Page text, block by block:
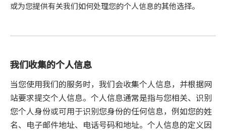
或为您提供有关我们如何处理您的个人信息的其他选择。
我们收集的个人信息
当您使用我们的服务时，我们会收集个人信息，并根据网
站要求提交个人信息。个人信息通常是指与您相关、识别
您个人身份或可用于识别您身份的任何信息，例如您的姓
名、电子邮件地址、电话号码和地址。个人信息的定义因